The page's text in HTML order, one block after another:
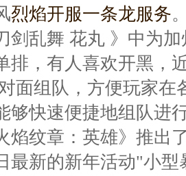
烈焰开服一条龙服务
剑乱舞 花丸 》中为
排，有人喜欢开黑，
面组队，方便玩家在
够快速便捷地组队进
焰纹章：英雄》推出
最新的新年活动"小